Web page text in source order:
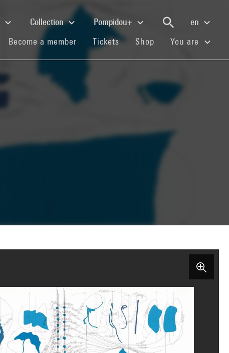
Collection Pompidou+
en
Become a member (current)
Tickets(current)
Shop (current)You are